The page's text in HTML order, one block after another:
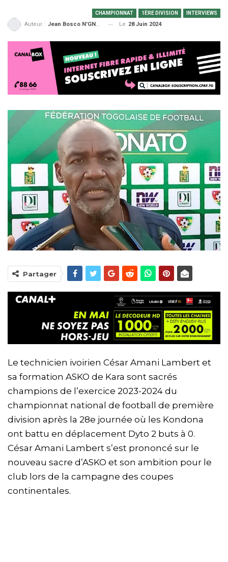
CHAMPIONNAT 1ÈRE DIVISION INTERVIEWS
Auteur : Jean Bosco N'GNAMA Le 28 Juin 2024
Partager
Le technicien ivoirien César Amani Lambert et
sa formation ASKO de Kara sont sacrés
champions de l’exercice 2023-2024 du
championnat national de football de première
division après la 28e journée où les Kondona
ont battu en déplacement Dyto 2 buts à 0.
César Amani Lambert s’est prononcé sur le
nouveau sacre d’ASKO et son ambition pour le
club lors de la campagne des coupes
continentales.